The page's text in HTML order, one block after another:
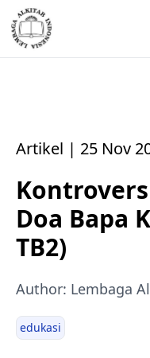
Artikel | 25 Nov
Doa Bapa
TB2)
Author: Lembaga
edukasi